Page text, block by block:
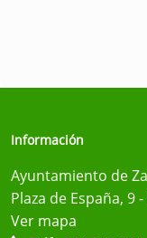
Información
Ayuntamiento de
Plaza de España, 9
Ver mapa